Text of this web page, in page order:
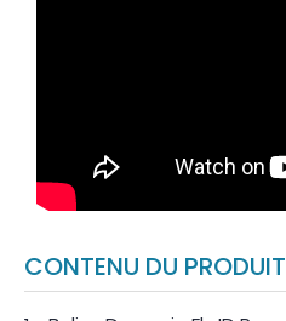
CONTENU DU PRODUIT